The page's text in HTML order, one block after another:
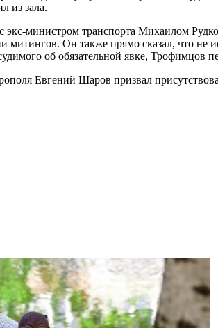
из зала.
министром транспорта Михаилом
митингов. Он также прямо сказал, что не
об обязательной явке, Трофимцов
Евгений Шаров призвал